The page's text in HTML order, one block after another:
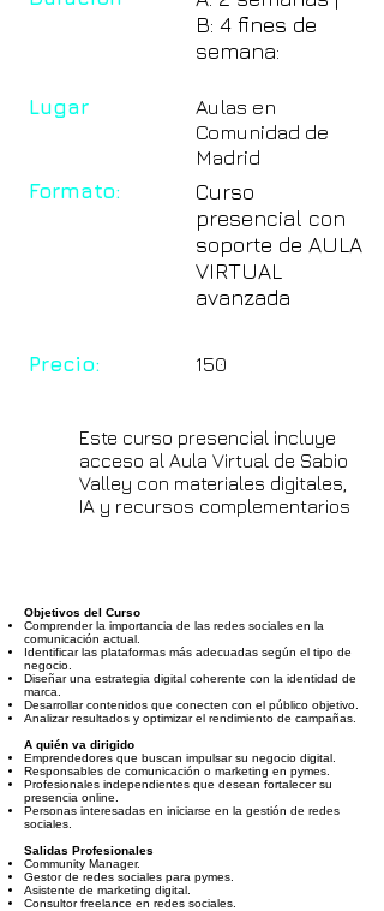
B: 4 fines de
semana:
Lugar
Aulas en
Comunidad de
Madrid
Formato:
Curso
presencial con
soporte de AULA
VIRTUAL
avanzada
Precio: 150
Este curso presencial incluye
acceso al Aula Virtual de Sabio
Valley con materiales digitales,
IA y recursos complementarios
Objetivos del Curso
Comprender la importancia de las redes sociales en la
comunicación actual.
Identificar las plataformas más adecuadas según el tipo de
negocio.
Diseñar una estrategia digital coherente con la identidad de
marca.
Desarrollar contenidos que conecten con el público objetivo.
Analizar resultados y optimizar el rendimiento de campañas.
A quién va dirigido
Emprendedores que buscan impulsar su negocio digital.
Responsables de comunicación o marketing en pymes.
Profesionales independientes que desean fortalecer su
presencia online.
Personas interesadas en iniciarse en la gestión de redes
sociales.
Salidas Profesionales
Community Manager.
Gestor de redes sociales para pymes.
Asistente de marketing digital.
Consultor freelance en redes sociales.